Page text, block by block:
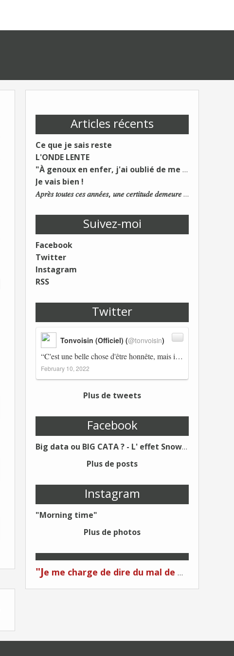
Articles récents
Ce que je sais reste
L'ONDE LENTE
"À genoux en enfer, j'ai oublié de me taire"
Je vais bien !
𝐴𝑝𝑟𝑒̀𝑠 𝑡𝑜𝑢𝑡𝑒𝑠 𝑐𝑒𝑠 𝑎𝑛𝑛𝑒́𝑒𝑠, 𝑢𝑛𝑒 𝑐𝑒𝑟𝑡𝑖𝑡𝑢𝑑𝑒 𝑑𝑒𝑚𝑒𝑢𝑟𝑒 : 𝐿𝑒 𝑚𝑜𝑛𝑑𝑒 𝑑𝑢 𝑡𝑟𝑎𝑣𝑎𝑖𝑙 𝑐ℎ𝑎𝑛𝑔𝑒. 𝐿𝑒𝑠 𝑐𝑜𝑛𝑠 𝑠'𝑎𝑑𝑎𝑝𝑡𝑒𝑛𝑡 :)
Suivez-moi
Facebook
Twitter
Instagram
RSS
Twitter
“C'est une belle chose d'être honnête, mais il est également important d'avoir raison.” Winston Churchill Réplico…
Tonvoisin (Officiel) (@tonvoisin)
February 10, 2022
Plus de tweets
Facebook
Big data ou BIG CATA ? - L' effet Snowden - Editions Kawa - Un Éditeur différent !
Plus de posts
Instagram
"Morning time"
Plus de photos
"Je me charge de dire du mal de moi... Quand on me critique... C'est du plagiat ! "